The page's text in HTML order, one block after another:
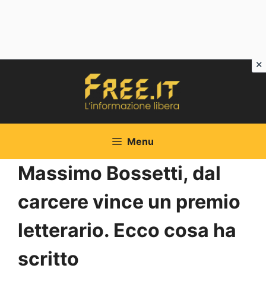
Menu
Massimo Bossetti, dal
carcere vince un premio
letterario. Ecco cosa ha
scritto